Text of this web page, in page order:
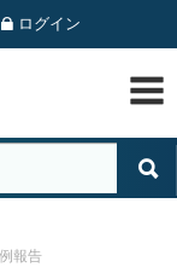
ログイン
報告